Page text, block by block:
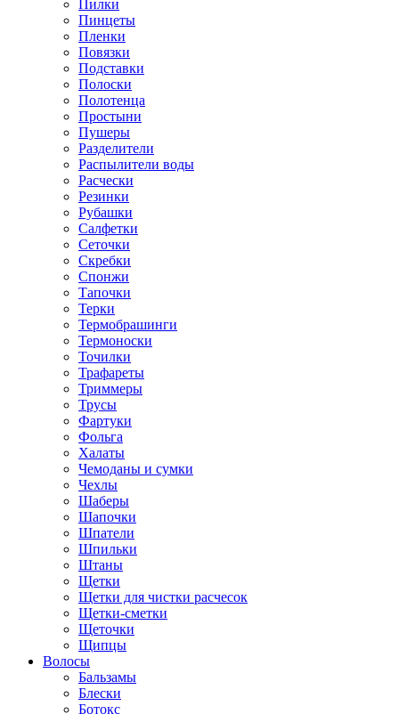
Пилки
Пинцеты
Пленки
Повязки
Подставки
Полоски
Полотенца
Простыни
Пушеры
Разделители
Распылители воды
Расчески
Резинки
Рубашки
Салфетки
Сеточки
Скребки
Спонжи
Тапочки
Терки
Термобрашинги
Термоноски
Точилки
Трафареты
Триммеры
Трусы
Фартуки
Фольга
Халаты
Чемоданы и сумки
Чехлы
Шаберы
Шапочки
Шпатели
Шпильки
Штаны
Щетки
Щетки для чистки расчесок
Щетки-сметки
Щеточки
Щипцы
Волосы
Бальзамы
Блески
Ботокс